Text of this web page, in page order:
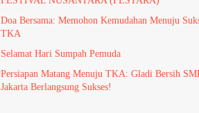
Doa Bersama: Memohon Kemudahan Menuju
TKA
Selamat Hari Sumpah Pemuda
Persiapan Matang Menuju TKA: Gladi Bersih
Jakarta Berlangsung Sukses!